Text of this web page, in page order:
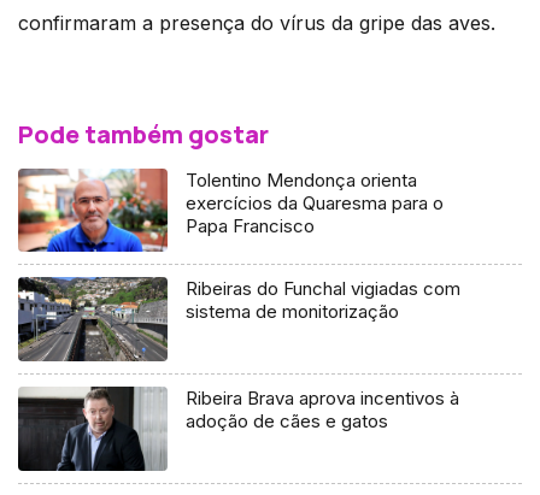
confirmaram a presença do vírus da gripe das aves.
Pode também gostar
Tolentino Mendonça orienta
exercícios da Quaresma para o
Papa Francisco
Ribeiras do Funchal vigiadas com
sistema de monitorização
Ribeira Brava aprova incentivos à
adoção de cães e gatos